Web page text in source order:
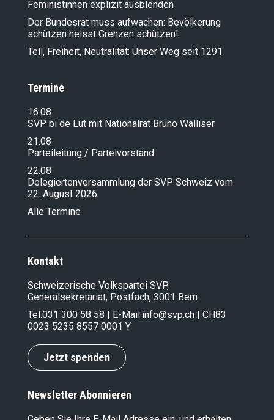
Feministinnen explizit ausblenden
Der Bundesrat muss aufwachen: Bevölkerung
schützen heisst Grenzen schützen!
Tell, Freiheit, Neutralität: Unser Weg seit 1291
Termine
16.08
SVP bi de Lüt mit Nationalrat Bruno Walliser
21.08
Parteileitung / Parteivorstand
22.08
Delegiertenversammlung der SVP Schweiz vom
22. August 2026
Alle Termine
Kontakt
Schweizerische Volkspartei SVP,
Generalsekretariat, Postfach, 3001 Bern
Tel.031 300 58 58 | E-Mail:info@svp.ch | CH83
0023 5235 8557 0001 Y
Jetzt spenden
Newsletter Abonnieren